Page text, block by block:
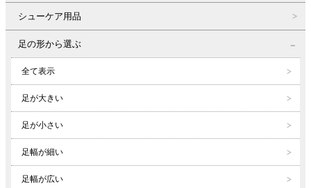
シューケア用品
足の形から選ぶ
全て表示
足が大きい
足が小さい
足幅が細い
足幅が広い